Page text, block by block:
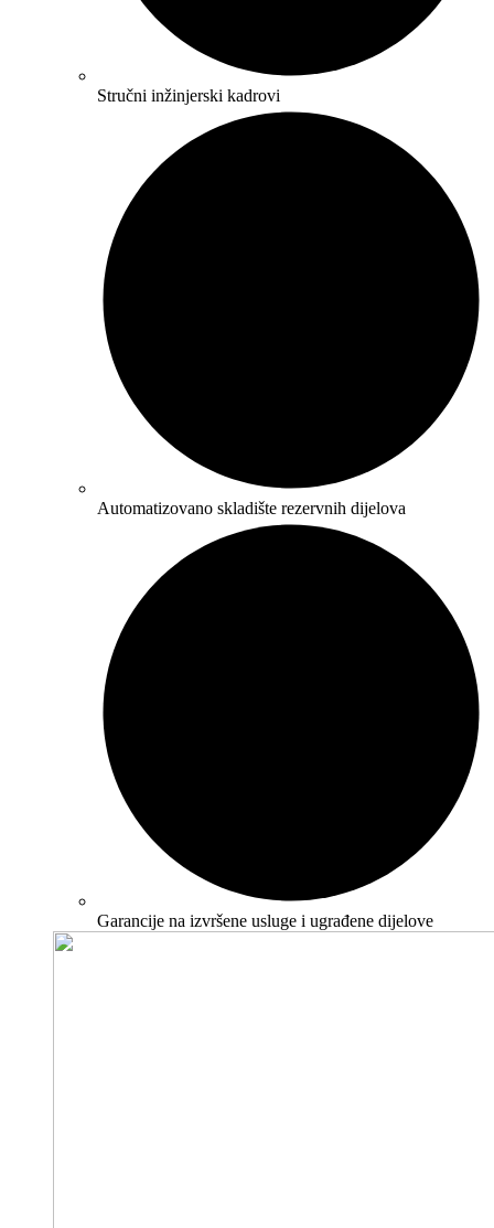
Stručni inžinjerski kadrovi
Automatizovano skladište rezervnih dijelova
Garancije na izvršene usluge i ugrađene dijelove